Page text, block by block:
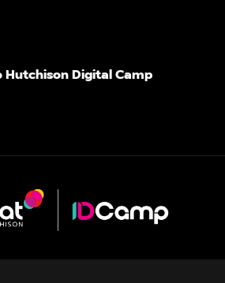
Hutchison Digital Camp